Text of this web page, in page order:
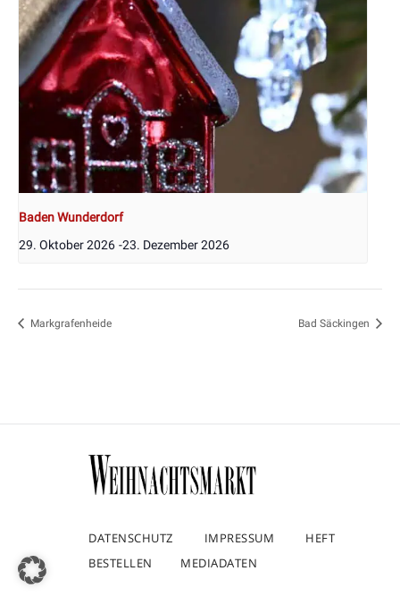
Baden Wunderdorf
29. Oktober 2026 -23. Dezember 2026
Markgrafenheide Bad Säckingen
DATENSCHUTZ IMPRESSUM
HEFT
BESTELLEN
MEDIADATEN